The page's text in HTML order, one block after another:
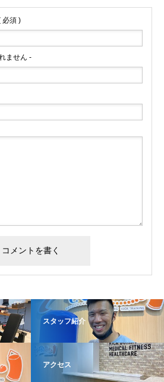
必須 )
ません -
スタッフ紹介
アクセス